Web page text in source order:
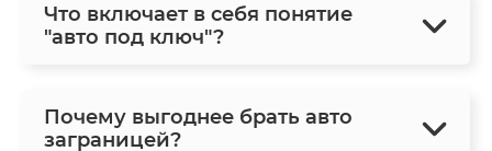
Что включает в себя понятие
"авто под ключ"?
Почему выгоднее брать авто
заграницей?